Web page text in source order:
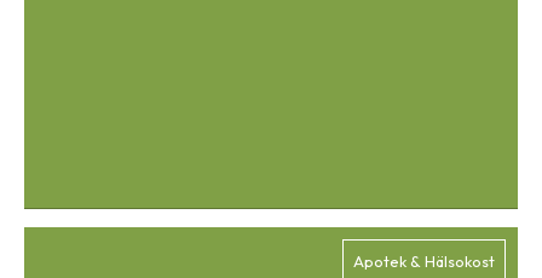
Apotek & Hälsokost